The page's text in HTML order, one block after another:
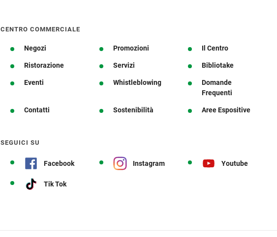
CENTRO COMMERCIALE
Negozi Promozioni Il Centro
Ristorazione Servizi Bibliotake
Eventi Whistleblowing
Domande
Frequenti
Contatti Sostenibilità Aree Espositive
SEGUICI SU
Facebook Instagram Youtube
Tik Tok